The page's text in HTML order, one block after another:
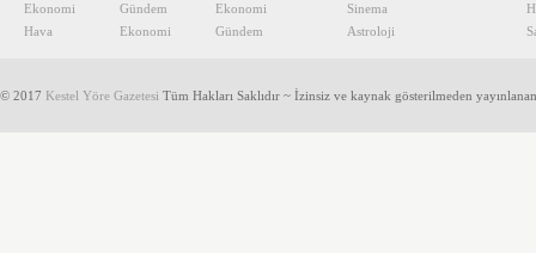
Ekonomi
Gündem
Ekonomi
Hava
Ekonomi Gündem
Sinema
Astroloji
© 2017 Kestel Yöre Gazetesi Tüm Hakları Saklıdır ~ İzinsiz ve kaynak gösterilmeden